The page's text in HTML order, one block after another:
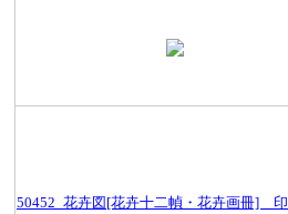
50452_花卉図[花卉十二幀・花卉画冊]＿印